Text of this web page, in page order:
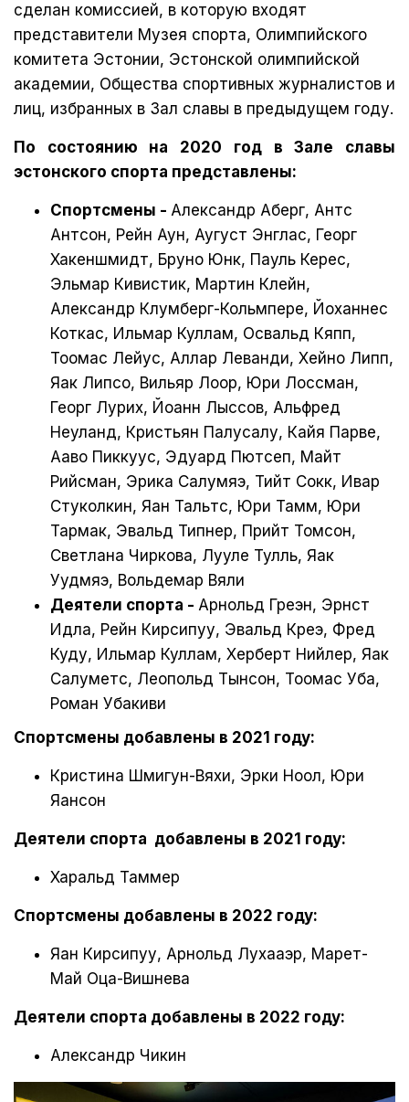
сделан комиссией, в которую входят
представители Музея спорта, Олимпийского
комитета Эстонии, Эстонской олимпийской
академии, Общества спортивных журналистов и
лиц, избранных в Зал славы в предыдущем году.
По состоянию на 2020 год в Зале славы
эстонского спорта представлены:
Спортсмены - Александр Аберг, Антс
Антсон, Рейн Аун, Аугуст Энглас, Георг
Хакеншмидт, Бруно Юнк, Пауль Керес,
Эльмар Кивистик, Мартин Клейн,
Александр Клумберг-Кольмпере, Йоханнес
Коткас, Ильмар Куллам, Освальд Кяпп,
Тоомас Лейус, Аллар Леванди, Хейно Липп,
Яак Липсо, Вильяр Лоор, Юри Лоссман,
Георг Лурих, Йоанн Лыссов, Альфред
Неуланд, Кристьян Палусалу, Кайя Парве,
Ааво Пиккуус, Эдуард Пютсеп, Майт
Рийсман, Эрика Салумяэ, Тийт Сокк, Ивар
Стуколкин, Яан Тальтс, Юри Тамм, Юри
Тармак, Эвальд Типнер, Прийт Томсон,
Светлана Чиркова, Лууле Тулль, Яак
Уудмяэ, Вольдемар Вяли
Деятели спорта - Арнольд Греэн, Эрнст
Идла, Рейн Кирсипуу, Эвальд Креэ, Фред
Куду, Ильмар Куллам, Херберт Нийлер, Яак
Салуметс, Леопольд Тынсон, Тоомас Уба,
Роман Убакиви
Спортсмены добавлены в 2021 году:
Кристина Шмигун-Вяхи, Эрки Ноол, Юри
Яансон
Деятели спорта добавлены в 2021 году:
Харальд Таммер
Спортсмены добавлены в 2022 году:
Яан Кирсипуу, Арнольд Лухааэр, Марет-
Май Оца-Вишнева
Деятели спорта добавлены в 2022 году:
Александр Чикин